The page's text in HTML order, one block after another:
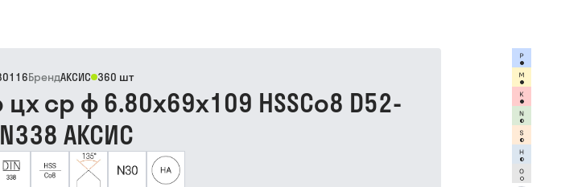
БрендАКСИС 360 шт
ср ф 6.80х69х109 HSSCo8 D52-
АКСИС